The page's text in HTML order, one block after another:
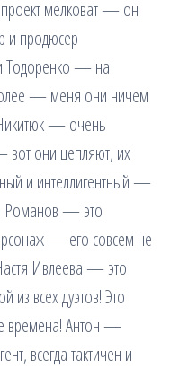
проект мелковат — он
и продюсер
Тодоренко — на
— меня они ничем
— очень
они цепляют, их
и интеллигентный —
Романов — это
— его совсем не
Ивлеева — это
из всех дуэтов! Это
времена! Антон —
всегда тактичен и